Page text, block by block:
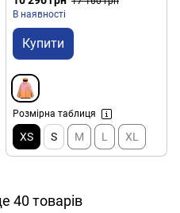
В наявності
Купити
Розмірна таблиця
XS S M L XL
40 товарів